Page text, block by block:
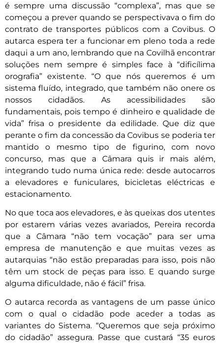
é sempre uma discussão “complexa”, mas que se
começou a prever quando se perspectivava o fim do
contrato de transportes públicos com a Covibus. O
autarca espera ter a funcionar em pleno toda a rede
daqui a um ano, lembrando que na Covilhã encontrar
soluções nem sempre é simples face à “dificílima
orografia” existente. “O que nós queremos é um
sistema fluído, integrado, que também não onere os
nossos cidadãos. As acessibilidades são
fundamentais, pois tempo é dinheiro e qualidade de
vida” frisa o presidente da edilidade. Que diz que
perante o fim da concessão da Covibus se poderia ter
mantido o mesmo tipo de figurino, com novo
concurso, mas que a Câmara quis ir mais além,
integrando tudo numa única rede: desde autocarros
a elevadores e funiculares, bicicletas eléctricas e
estacionamento.
No que toca aos elevadores, e às queixas dos utentes
por estarem várias vezes avariados, Pereira recorda
que a Câmara “não tem vocação” para ser uma
empresa de manutenção e que muitas vezes as
autarquias “não estão preparadas para isso, pois não
têm um stock de peças para isso. E quando surge
alguma dificuldade, não é fácil” frisa.
O autarca recorda as vantagens de um passe único
com o qual o cidadão pode aceder a todas as
variantes do Sistema. “Queremos que seja próximo
do cidadão” assegura. Passe que custará “35 euros